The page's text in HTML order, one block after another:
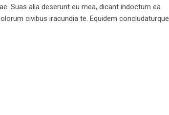
Suas alia deserunt eu mea, dicant indoctum ea
civibus iracundia te. Equidem concludaturque